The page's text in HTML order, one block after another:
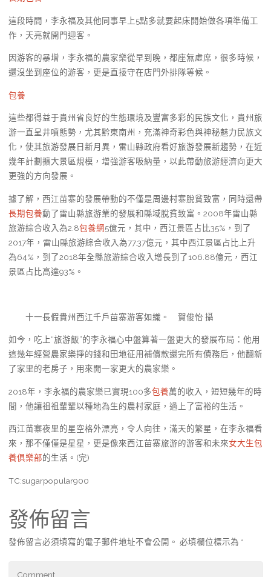
這段時間，李永福及其他同事早上5點多就要起床開始做各項準備工
作，天亮就開門迎客。
因游客的暴增，李永福的農家樂從早到晚，都座無虛席，很多時候，
還沒坐到座位的游客，更是直接守在店門外排隊等候。
包養
這些都得益于貴州省良好的生態環境及豐富多彩的民族文化，貴州旅
游一直呈井噴態勢，尤其黔東南州，充滿神奇彩色與神秘魅力民族文
化，使其旅游發展日新月異，雷山縣政府看好旅游發展新趨勢，在近
幾年計劃擴大景區規模，增強游客吸納量，以此帶動旅游經濟向更大
更強的方向發展。
據了解，西江苗寨的發展帶動的不僅是周邊村寨脫貧致富，同時還帶
長期包養動了雷山縣旅游業的發展和縣域脫貧致富。2008年雷山縣
旅游綜合收入為2.8包養網5億元，其中，西江景區占比35%，到了
2017年，雷山縣旅游綜合收入為77.37億元，其中西江景區占比上升
為64%，到了2018年全縣旅游綜合收入增長到了106.88億元，西江
景區占比高達93%。
十一長假貴州西江千戶苗寨游客如織。 賀俊怡 攝
如今，吃上“旅游飯”的李永福心中盤算著一盤更大的發展布局：他用
這幾年經營農家樂掙的錢和田地征用補償款還完所有債務后，他翻新
了家里的老房子，用來開一家更大的農家樂。
2018年，李永福的農家樂已實現100多包養萬的收入，短短幾年的時
間，他讓祖祖輩輩以種地為生的農村家庭，過上了富裕的生活。
西江苗寨夜里的星空格外漂亮，令人向往，滿天的繁星，在李永福看
來，那不僅僅是星星，更是像來西江苗寨旅游的游客和未來女大生包
養俱樂部的生活。(完)
TC:sugarpopular900
發佈留言
發佈留言必須填寫的電子郵件地址不會公開。 必填欄位標示為 *